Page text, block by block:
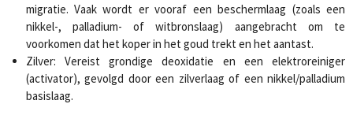
migratie. Vaak wordt er vooraf een beschermlaag (zoals een
nikkel-, palladium- of witbronslaag) aangebracht om te
voorkomen dat het koper in het goud trekt en het aantast.
Zilver: Vereist grondige deoxidatie en een elektroreiniger
(activator), gevolgd door een zilverlaag of een nikkel/palladium
basislaag.